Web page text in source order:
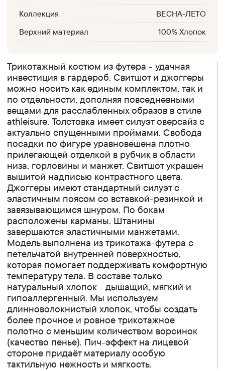
Трикотажный костюм из футера - удачная
инвестиция в гардероб. Свитшот и джоггеры
можно носить как единым комплектом, так и
по отдельности, дополняя повседневными
вещами для расслабленных образов в стиле
athleisure. Толстовка имеет силуэт оверсайз с
актуально спущенными проймами. Свобода
посадки по фигуре уравновешена плотно
прилегающей отделкой в рубчик в области
низа, горловины и манжет. Свитшот украшен
вышитой надписью контрастного цвета.
Джоггеры имеют стандартный силуэт с
эластичным поясом со вставкой-резинкой и
завязывающимся шнуром. По бокам
расположены карманы. Штанины
завершаются эластичными манжетами.
Модель выполнена из трикотажа-футера с
петельчатой внутренней поверхностью,
которая помогает поддерживать комфортную
температуру тела. В составе только
натуральный хлопок - дышащий, мягкий и
гипоаллергенный. Мы используем
длинноволокнистый хлопок, чтобы создать
более прочное и ровное трикотажное
полотно с меньшим количеством ворсинок
(качество пенье). Пич-эффект на лицевой
стороне придаёт материалу особую
тактильную нежность и мягкость.
Коллекция
ВЕСНА-ЛЕТО
Верхний материал
100% Хлопок